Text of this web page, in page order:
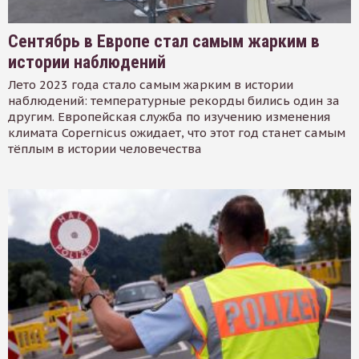
Сентябрь в Европе стал самым жарким в
истории наблюдений
Лето 2023 года стало самым жарким в истории
наблюдений: температурные рекорды бились один за
другим. Европейская служба по изучению изменения
климата Copernicus ожидает, что этот год станет самым
тёплым в истории человечества